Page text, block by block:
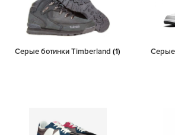
Серые ботинки Timberland(1)
Серые